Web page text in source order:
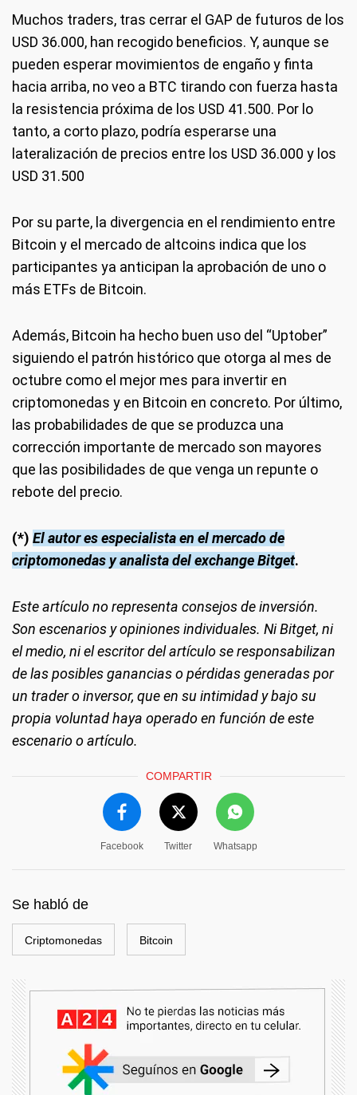
Muchos traders, tras cerrar el GAP de futuros de los
USD 36.000, han recogido beneficios. Y, aunque se
pueden esperar movimientos de engaño y finta
hacia arriba, no veo a BTC tirando con fuerza hasta
la resistencia próxima de los USD 41.500. Por lo
tanto, a corto plazo, podría esperarse una
lateralización de precios entre los USD 36.000 y los
USD 31.500
Por su parte, la divergencia en el rendimiento entre
Bitcoin y el mercado de altcoins indica que los
participantes ya anticipan la aprobación de uno o
más ETFs de Bitcoin.
Además, Bitcoin ha hecho buen uso del “Uptober”
siguiendo el patrón histórico que otorga al mes de
octubre como el mejor mes para invertir en
criptomonedas y en Bitcoin en concreto. Por último,
las probabilidades de que se produzca una
corrección importante de mercado son mayores
que las posibilidades de que venga un repunte o
rebote del precio.
(*) El autor es especialista en el mercado de
criptomonedas y analista del exchange Bitget.
Este artículo no representa consejos de inversión.
Son escenarios y opiniones individuales. Ni Bitget, ni
el medio, ni el escritor del artículo se responsabilizan
de las posibles ganancias o pérdidas generadas por
un trader o inversor, que en su intimidad y bajo su
propia voluntad haya operado en función de este
escenario o artículo.
COMPARTIR
Facebook Twitter Whatsapp
Se habló de
Criptomonedas Bitcoin